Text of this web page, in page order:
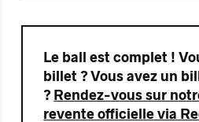
Le ball est complet !
billet ? Vous avez un
? Rendez-vous sur
revente officielle via